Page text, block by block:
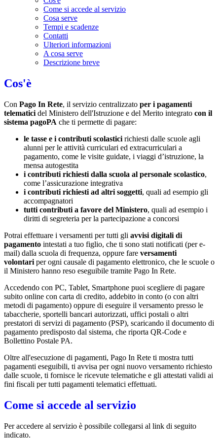
Come si accede al servizio
Cosa serve
Tempi e scadenze
Contatti
Ulteriori informazioni
A cosa serve
Descrizione breve
Cos'è
Con Pago In Rete, il servizio centralizzato per i pagamenti
telematici del Ministero dell'Istruzione e del Merito integrato con il
sistema pagoPA che ti permette di pagare:
le tasse e i contributi scolastici richiesti dalle scuole agli
alunni per le attività curriculari ed extracurriculari a
pagamento, come le visite guidate, i viaggi d’istruzione, la
mensa autogestita
i contributi richiesti dalla scuola al personale scolastico,
come l’assicurazione integrativa
i contributi richiesti ad altri soggetti, quali ad esempio gli
accompagnatori
tutti contributi a favore del Ministero, quali ad esempio i
diritti di segreteria per la partecipazione a concorsi
Potrai effettuare i versamenti per tutti gli avvisi digitali di
pagamento intestati a tuo figlio, che ti sono stati notificati (per e-
mail) dalla scuola di frequenza, oppure fare versamenti
volontari per ogni causale di pagamento elettronico, che le scuole o
il Ministero hanno reso eseguibile tramite Pago In Rete.
Accedendo con PC, Tablet, Smartphone puoi scegliere di pagare
subito online con carta di credito, addebito in conto (o con altri
metodi di pagamento) oppure di eseguire il versamento presso le
tabaccherie, sportelli bancari autorizzati, uffici postali o altri
prestatori di servizi di pagamento (PSP), scaricando il documento di
pagamento predisposto dal sistema, che riporta QR-Code e
Bollettino Postale PA.
Oltre all'esecuzione di pagamenti, Pago In Rete ti mostra tutti
pagamenti eseguibili, ti avvisa per ogni nuovo versamento richiesto
dalle scuole, ti fornisce le ricevute telematiche e gli attestati validi ai
fini fiscali per tutti pagamenti telematici effettuati.
Come si accede al servizio
Per accedere al servizio è possibile collegarsi al link di seguito
indicato.